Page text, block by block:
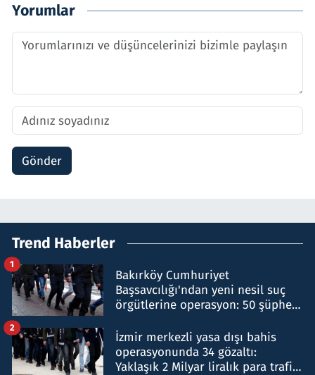
Yorumlar
Gönder
Trend Haberler
Bakırköy Cumhuriyet
Başsavcılığı'ndan yeni nesil suç
örgütlerine operasyon: 50 şüpheli
1
İzmir merkezli yasa dışı bahis
operasyonunda 34 gözaltı:
Yaklaşık 2 Milyar liralık para trafiği
2